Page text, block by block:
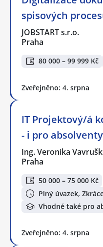
spisových
JOBSTART s.r.o.
Praha
80 000 – 99 999 Kč
Zveřejněno: 4. srpna
IT Projektový/á
- i pro
Ing. Veronika
Praha
50 000 – 75 000 Kč
Plný úvazek,
Vhodné také pro
Zveřejněno: 4. srpna